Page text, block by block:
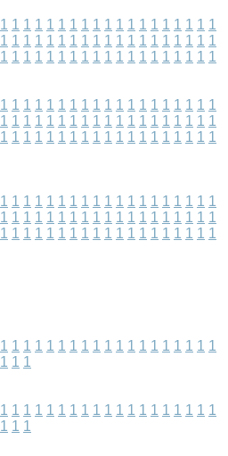
1 1 1 1 1 1 1 1 1 1 1 1 1 1 1 1 1 1 1
1 1 1 1 1 1 1 1 1 1 1 1 1 1 1 1 1 1 1
1 1 1 1 1 1 1 1 1 1 1 1 1 1 1 1 1 1 1
1 1 1 1 1 1 1 1 1 1 1 1 1 1 1 1 1 1 1
1 1 1 1 1 1 1 1 1 1 1 1 1 1 1 1 1 1 1
1 1 1 1 1 1 1 1 1 1 1 1 1 1 1 1 1 1 1
1 1 1 1 1 1 1 1 1 1 1 1 1 1 1 1 1 1 1
1 1 1 1 1 1 1 1 1 1 1 1 1 1 1 1 1 1 1
1 1 1 1 1 1 1 1 1 1 1 1 1 1 1 1 1 1 1
1 1 1 1 1 1 1 1 1 1 1 1 1 1 1 1 1 1 1
1 1 1
1 1 1 1 1 1 1 1 1 1 1 1 1 1 1 1 1 1 1
1 1 1